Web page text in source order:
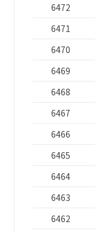
6472
6471
6470
6469
6468
6467
6466
6465
6464
6463
6462